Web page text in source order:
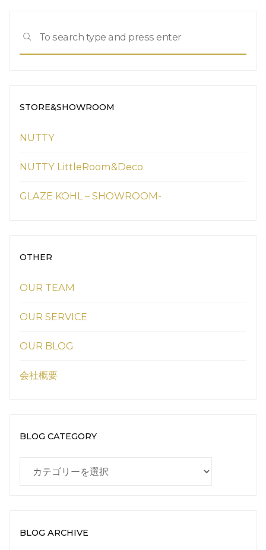
SEARCH
STORE&SHOWROOM
NUTTY
NUTTY LittleRoom&Deco.
GLAZE KOHL – SHOWROOM-
OTHER
OUR TEAM
OUR SERVICE
OUR BLOG
会社概要
BLOG CATEGORY
BLOG ARCHIVE